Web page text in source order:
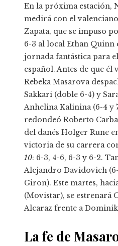
En la próxima estación,
medirá con el
Zapata, que se impuso
6-3 al local Ethan Quinn
jornada fantástica para
español. Antes de que él
Rebeka Masarova
Sakkari (doble 6-4) y
Anhelina Kalinina (6-4 y
redondeó Roberto
del danés Holger Rune
victoria de su carrera
10: 6-3, 4-6, 6-3 y 6-2.
Alejandro Davidovich
Giron). Este martes,
(Movistar), se estrenará
Alcaraz frente a
La fe de